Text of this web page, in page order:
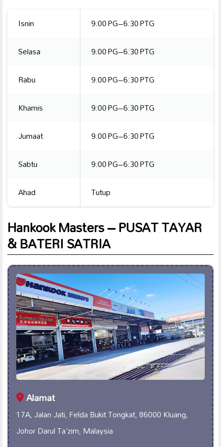
Isnin
9:00 PG–6:30 PTG
Selasa
9:00 PG–6:30 PTG
Rabu
9:00 PG–6:30 PTG
Khamis
9:00 PG–6:30 PTG
Jumaat
9:00 PG–6:30 PTG
Sabtu
9:00 PG–6:30 PTG
Ahad
Tutup
Hankook Masters – PUSAT TAYAR
& BATERI SATRIA
Alamat
17A, Jalan Jati, Felda Bukit Tongkat, 86000 Kluang,
Johor Darul Ta'zim, Malaysia